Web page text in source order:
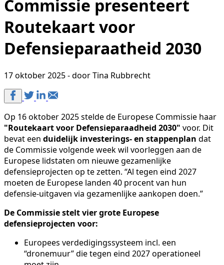
Commissie presenteert
Routekaart voor
Defensieparaatheid 2030
17 oktober 2025 - door Tina Rubbrecht
Op 16 oktober 2025 stelde de Europese Commissie haar
"Routekaart voor Defensieparaadheid 2030" voor. Dit
bevat een duidelijk investerings- en stappenplan dat
de Commissie volgende week wil voorleggen aan de
Europese lidstaten om nieuwe gezamenlijke
defensieprojecten op te zetten. “Al tegen eind 2027
moeten de Europese landen 40 procent van hun
defensie-uitgaven via gezamenlijke aankopen doen.”
De Commissie stelt vier grote Europese
defensieprojecten voor:
Europees verdedigingssysteem incl. een
“dronemuur” die tegen eind 2027 operationeel